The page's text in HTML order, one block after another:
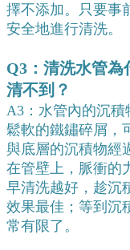
擇不添加。只要事
安全地進行清洗。
Q3：清洗水管
清不到？
A3：水管內的沉
鬆軟的鐵鏽碎屑，
與底層的沉積物經
在管壁上，脈衝的
早清洗越好，趁沉
效果最佳；等到沉
常有限了。